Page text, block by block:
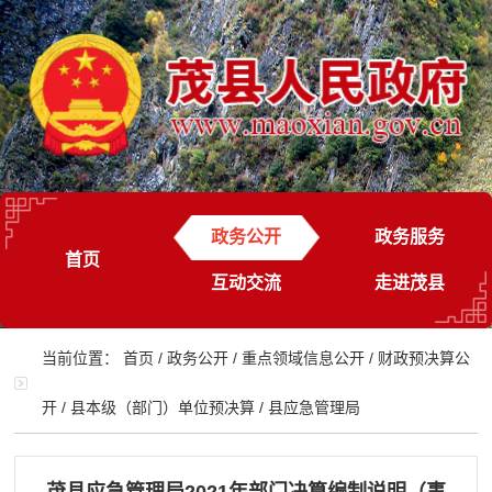
首页
政务公开 政务服务
互动交流 走进茂县
当前位置：首页 /政务公开 /重点领域信息公开 / 财政预决算公
开 /县本级（部门）单位预决算 /县应急管理局